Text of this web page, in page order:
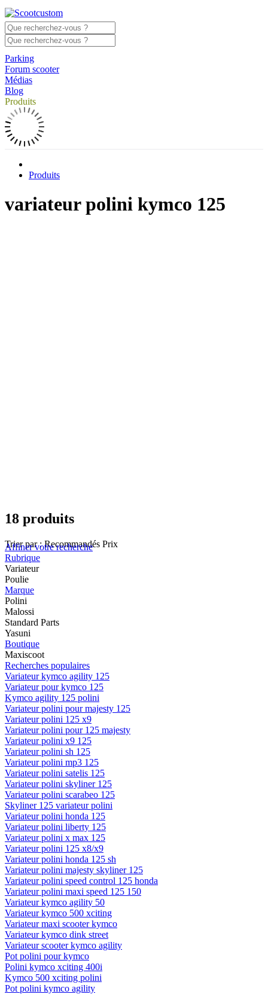
Parking
Forum scooter
Médias
Blog
Produits
Produits
variateur polini kymco 125
18 produits
Trier par : Recommandés Prix
Affiner votre recherche
Rubrique
Variateur
Poulie
Marque
Polini
Malossi
Standard Parts
Yasuni
Boutique
Maxiscoot
Recherches populaires
Variateur kymco agility 125
Variateur pour kymco 125
Kymco agility 125 polini
Variateur polini pour majesty 125
Variateur polini 125 x9
Variateur polini pour 125 majesty
Variateur polini x9 125
Variateur polini sh 125
Variateur polini mp3 125
Variateur polini satelis 125
Variateur polini skyliner 125
Variateur polini scarabeo 125
Skyliner 125 variateur polini
Variateur polini honda 125
Variateur polini liberty 125
Variateur polini x max 125
Variateur polini 125 x8/x9
Variateur polini honda 125 sh
Variateur polini majesty skyliner 125
Variateur polini speed control 125 honda
Variateur polini maxi speed 125 150
Variateur kymco agility 50
Variateur kymco 500 xciting
Variateur maxi scooter kymco
Variateur kymco dink street
Variateur scooter kymco agility
Pot polini pour kymco
Polini kymco xciting 400i
Kymco 500 xciting polini
Pot polini kymco agility